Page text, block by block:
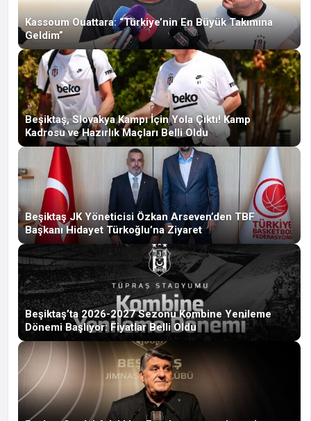
Kassoum Ouattara: “Türkiye’nin En Büyük Takımına
Geldim”
Beşiktaş, Slovakya Kampı İçin Yola Çıktı! Kamp
Kadrosu ve Hazırlık Maçları Belli Oldu
Beşiktaş JK Yöneticisi Özkan Arseven’den TBF
Başkanı Hidayet Türkoğlu’na Ziyaret
Beşiktaş’ta 2026-2027 Sezonu Kombine Yenileme
Dönemi Başlıyor: Fiyatlar Belli Oldu